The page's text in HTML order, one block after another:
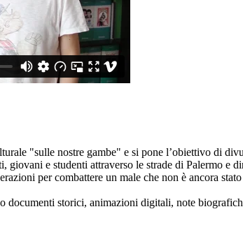
"sulle nostre gambe" e si pone l’obiettivo di
giovani e studenti attraverso le strade di Palermo
per combattere un male che non è ancora
documenti storici, animazioni digitali, note